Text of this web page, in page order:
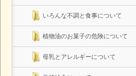
いろんな不調と食事について
植物油のお菓子の危険について
母乳とアレルギーについて